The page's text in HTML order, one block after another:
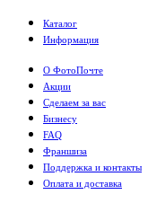
Каталог
Информация
О ФотоПочте
Акции
Сделаем за вас
Бизнесу
FAQ
Франшиза
Поддержка и контакты
Оплата и доставка